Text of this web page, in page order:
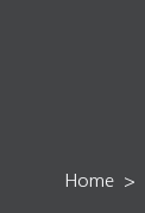
Home